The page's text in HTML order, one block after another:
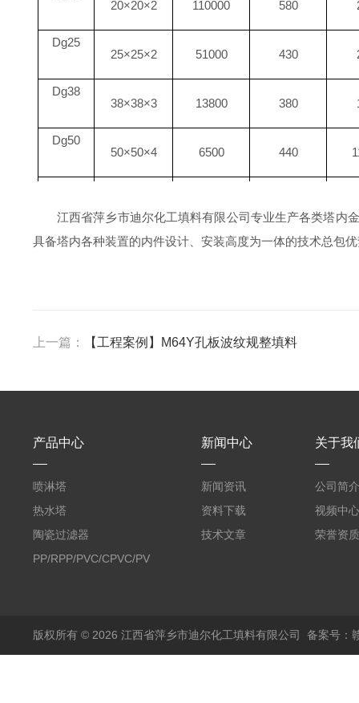
20×20×2
110000 580
Dg25
25×25×2
51000 430
Dg38
38×38×3
13800 380
Dg50
50×50×4
6500 440
Dg76
76×76×5
1850 350
江西省萍乡市迪尔化工填料有限公司专业生产各类塔内
具备塔内各种装置的内件设计、安装高度为一体的技术总包
上一篇： 【工程案例】M64Y孔板波纹规整填料
产品中心
喷淋塔
热水塔
陶瓷过滤器
PP/RPP/PVC/CPVC/PVDF
新闻中心
新闻资讯
资料下载
技术文章
关于我
公司简介
视频中心
荣誉资质
版权所有 © 2026 江西省萍乡市迪尔化工填料有限公司 备案号：